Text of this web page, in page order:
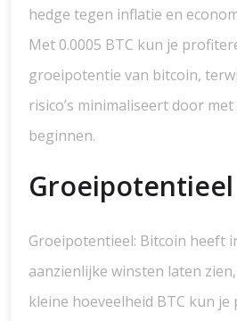
hedge tegen inflatie en
Met 0.0005 BTC kun je
groeipotentie van bitcoin,
risico’s minimaliseert door
beginnen.
Groeipotentieel
Groeipotentieel: Bitcoin heeft
aanzienlijke winsten laten
kleine hoeveelheid BTC kun